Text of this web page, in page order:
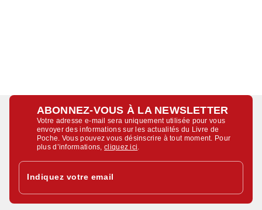
ABONNEZ-VOUS À LA NEWSLETTER
Votre adresse e-mail sera uniquement utilisée pour vous
envoyer des informations sur les actualités du Livre de
Poche. Vous pouvez vous désinscrire à tout moment. Pour
plus d’informations,cliquez ici
Indiquez votre email